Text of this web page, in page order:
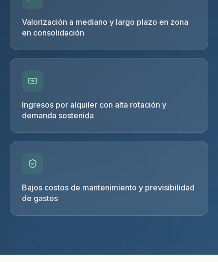
Valorización a mediano y largo plazo en zona
en consolidación
Ingresos por alquiler con alta rotación y
demanda sostenida
Bajos costos de mantenimiento y previsibilidad
de gastos